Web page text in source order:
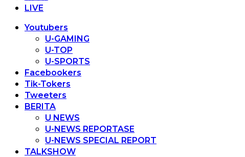
LIVE
Youtubers
U-GAMING
U-TOP
U-SPORTS
Facebookers
Tik-Tokers
Tweeters
BERITA
U NEWS
U-NEWS REPORTASE
U-NEWS SPECIAL REPORT
TALKSHOW